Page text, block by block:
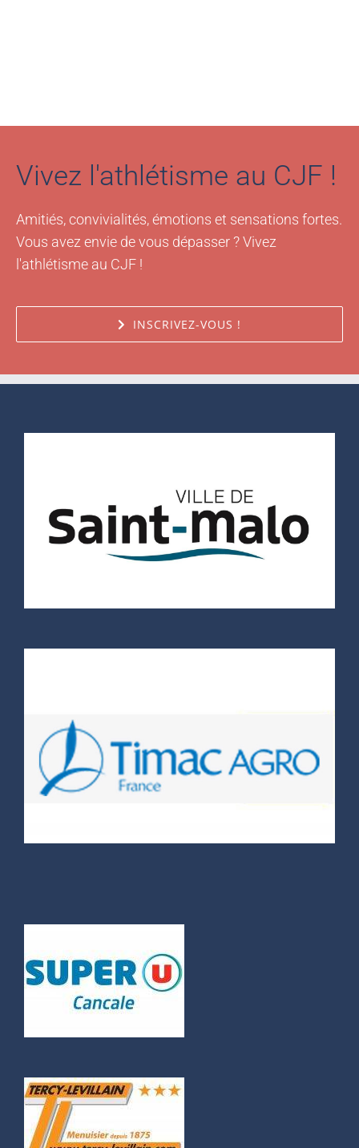
Vivez l'athlétisme au CJF !
Amitiés, convivialités, émotions et sensations fortes.
Vous avez envie de vous dépasser ? Vivez
l'athlétisme au CJF !
INSCRIVEZ-VOUS !